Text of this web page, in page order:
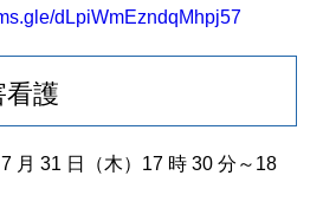
dLpiWmEzndqMhpj57
看護
7 月 31 日（木）17 時 30 分～18